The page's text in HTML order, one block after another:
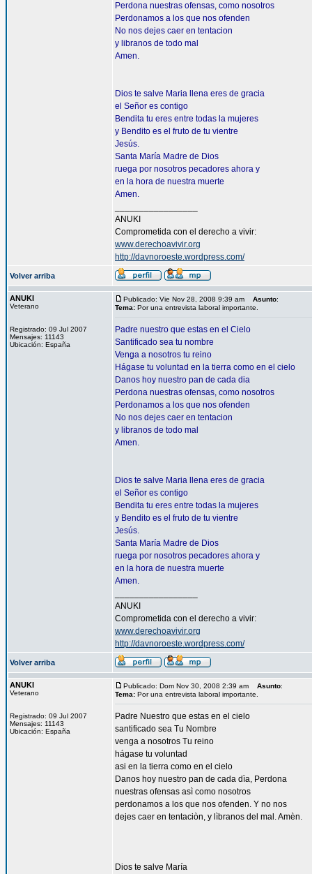
Perdona nuestras ofensas, como nosotros
Perdonamos a los que nos ofenden
No nos dejes caer en tentacion
y libranos de todo mal
Amen.
Dios te salve Maria llena eres de gracia
el Señor es contigo
Bendita tu eres entre todas la mujeres
y Bendito es el fruto de tu vientre
Jesús.
Santa María Madre de Dios
ruega por nosotros pecadores ahora y
en la hora de nuestra muerte
Amen.
ANUKI
Comprometida con el derecho a vivir:
www.derechoavivir.org
http://davnoroeste.wordpress.com/
Volver arriba
ANUKI
Veterano
Registrado: 09 Jul 2007
Mensajes: 11143
Ubicación: España
Publicado: Vie Nov 28, 2008 9:39 am Asunto:
Tema: Por una entrevista laboral importante.
Padre nuestro que estas en el Cielo
Santificado sea tu nombre
Venga a nosotros tu reino
Hágase tu voluntad en la tierra como en el cielo
Danos hoy nuestro pan de cada dia
Perdona nuestras ofensas, como nosotros
Perdonamos a los que nos ofenden
No nos dejes caer en tentacion
y libranos de todo mal
Amen.
Dios te salve Maria llena eres de gracia
el Señor es contigo
Bendita tu eres entre todas la mujeres
y Bendito es el fruto de tu vientre
Jesús.
Santa María Madre de Dios
ruega por nosotros pecadores ahora y
en la hora de nuestra muerte
Amen.
ANUKI
Comprometida con el derecho a vivir:
www.derechoavivir.org
http://davnoroeste.wordpress.com/
Volver arriba
ANUKI
Veterano
Registrado: 09 Jul 2007
Mensajes: 11143
Ubicación: España
Publicado: Dom Nov 30, 2008 2:39 am Asunto:
Tema: Por una entrevista laboral importante.
Padre Nuestro que estas en el cielo
santificado sea Tu Nombre
venga a nosotros Tu reino
hágase tu voluntad
asi en la tierra como en el cielo
Danos hoy nuestro pan de cada dìa, Perdona
nuestras ofensas asì como nosotros
perdonamos a los que nos ofenden. Y no nos
dejes caer en tentaciòn, y lìbranos del mal. Amèn.
Dios te salve María